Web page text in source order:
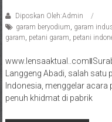
Diposkan Oleh:Admin
garam beryodium, garam
garam, petani garam, petani
Langgeng Abadi, salah
Indonesia, menggelar
penuh khidmat di pabrik